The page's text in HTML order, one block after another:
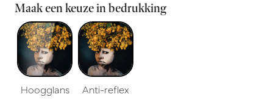
Maak een keuze in bedrukking
Hoogglans Anti-reflex